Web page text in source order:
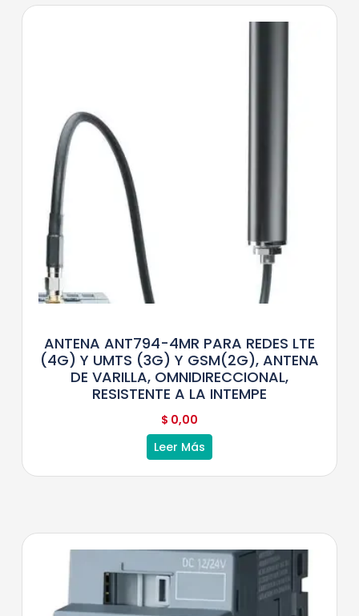
ANTENA ANT794-4MR PARA REDES LTE
(4G) Y UMTS (3G) Y GSM(2G), ANTENA
DE VARILLA, OMNIDIRECCIONAL,
RESISTENTE A LA INTEMPE
$ 0,00
Leer Más